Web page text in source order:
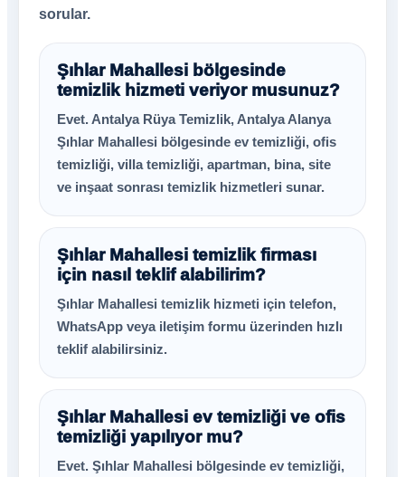
sorular.
Şıhlar Mahallesi bölgesinde
temizlik hizmeti veriyor musunuz?
Evet. Antalya Rüya Temizlik, Antalya Alanya
Şıhlar Mahallesi bölgesinde ev temizliği, ofis
temizliği, villa temizliği, apartman, bina, site
ve inşaat sonrası temizlik hizmetleri sunar.
Şıhlar Mahallesi temizlik firması
için nasıl teklif alabilirim?
Şıhlar Mahallesi temizlik hizmeti için telefon,
WhatsApp veya iletişim formu üzerinden hızlı
teklif alabilirsiniz.
Şıhlar Mahallesi ev temizliği ve ofis
temizliği yapılıyor mu?
Evet. Şıhlar Mahallesi bölgesinde ev temizliği,